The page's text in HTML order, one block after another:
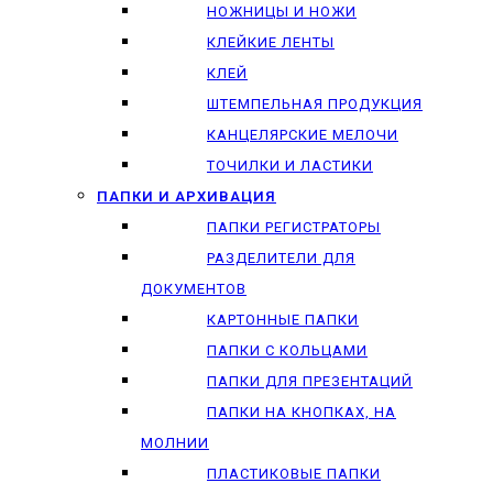
НОЖНИЦЫ И НОЖИ
КЛЕЙКИЕ ЛЕНТЫ
КЛЕЙ
ШТЕМПЕЛЬНАЯ ПРОДУКЦИЯ
КАНЦЕЛЯРСКИЕ МЕЛОЧИ
ТОЧИЛКИ И ЛАСТИКИ
ПАПКИ И АРХИВАЦИЯ
ПАПКИ РЕГИСТРАТОРЫ
РАЗДЕЛИТЕЛИ ДЛЯ
ДОКУМЕНТОВ
КАРТОННЫЕ ПАПКИ
ПАПКИ С КОЛЬЦАМИ
ПАПКИ ДЛЯ ПРЕЗЕНТАЦИЙ
ПАПКИ НА КНОПКАХ, НА
МОЛНИИ
ПЛАСТИКОВЫЕ ПАПКИ